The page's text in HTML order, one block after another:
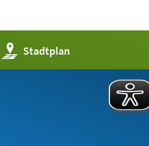
Stadtplan
(Öffnet
in
einem